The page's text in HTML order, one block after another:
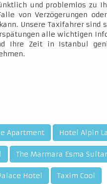
und problemlos zu
von Verzögerungen
Unsere Taxifahrer sind
alle wichtigen
Ihre Zeit in Istanbul
Apartment Hotel Alpin
The Marmara Esma
Hotel Taxim Cool